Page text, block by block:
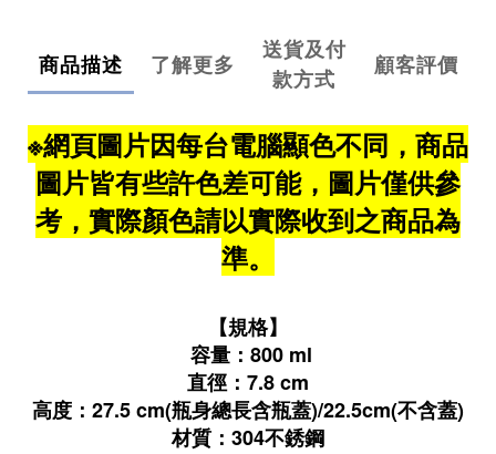
商品描述 了解更多
送貨及付
款方式
顧客評價
※網頁圖片因每台電腦顯色不同，商品
圖片皆有些許色差可能，圖片僅供參
考，實際顏色請以實際收到之商品為
準。
【規格】
容量：800 ml
直徑：7.8 cm
高度：27.5 cm(瓶身總長含瓶蓋)/22.5cm(不含蓋)
材質： 304不銹鋼